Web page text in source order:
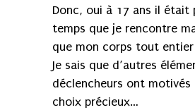
Donc, oui à 17 ans il était
temps que je rencontre
que mon corps tout entier
Je sais que d’autres
déclencheurs ont motivés
choix précieux…